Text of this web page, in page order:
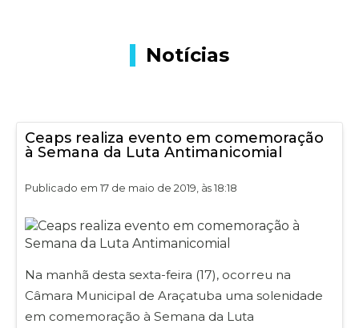
Notícias
Ceaps realiza evento em comemoração
à Semana da Luta Antimanicomial
Publicado em 17 de maio de 2019, às 18:18
Na manhã desta sexta-feira (17), ocorreu na
Câmara Municipal de Araçatuba uma solenidade
em comemoração à Semana da Luta